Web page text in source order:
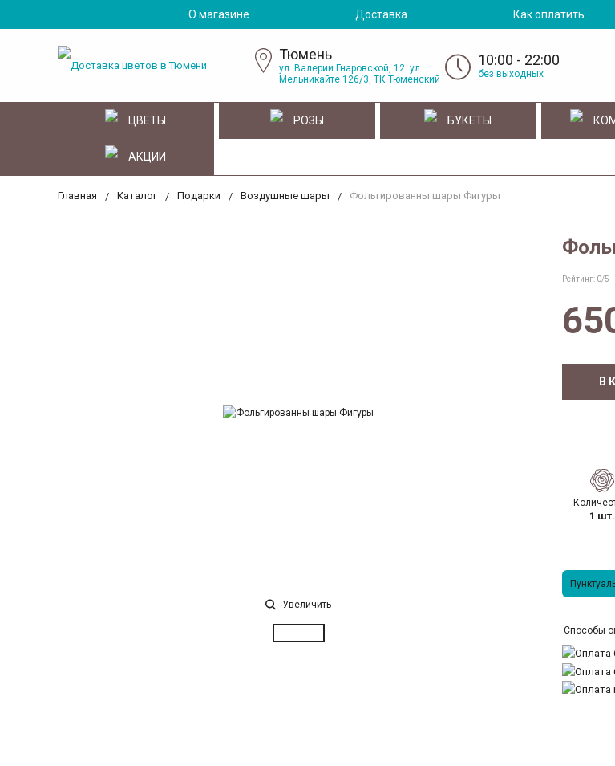
О магазине Доставка Как оплатить
Тюмень
ул. Валерии Гнаровской, 12. ул.
Мельникайте 126/3, ТК Тюменский
10:00 - 22:00
без выходных
ЦВЕТЫ РОЗЫ БУКЕТЫ
АКЦИИ
Главная Каталог Подарки Воздушные шары Фольгированны шары Фигуры
Увеличить
Рейтинг: 0/5 -
В
1 шт.
Способы